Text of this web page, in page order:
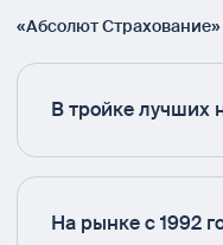
«Абсолют Страхование»
В тройке лучших
На рынке с 1992